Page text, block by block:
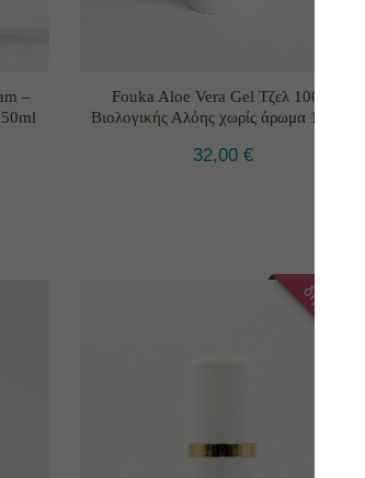
–
50ml
Fouka Aloe Vera Gel Τζελ 100%
Βιολογικής Αλόης χωρίς άρωμα 100ml
32,00 €
δημοφιλές